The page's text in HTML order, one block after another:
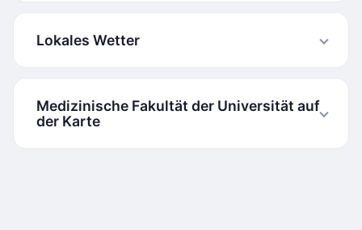
Lokales Wetter
Medizinische Fakultät der Universität auf
der Karte